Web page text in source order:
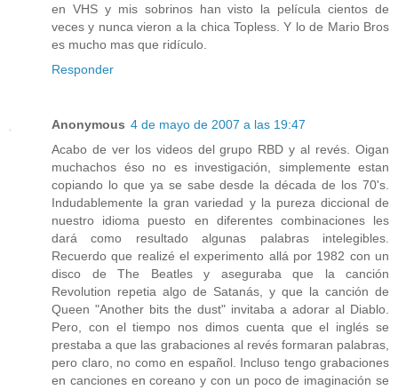
en VHS y mis sobrinos han visto la película cientos de
veces y nunca vieron a la chica Topless. Y lo de Mario Bros
es mucho mas que ridículo.
Responder
Anonymous 4 de mayo de 2007 a las 19:47
Acabo de ver los videos del grupo RBD y al revés. Oigan
muchachos éso no es investigación, simplemente estan
copiando lo que ya se sabe desde la década de los 70's.
Indudablemente la gran variedad y la pureza diccional de
nuestro idioma puesto en diferentes combinaciones les
dará como resultado algunas palabras intelegibles.
Recuerdo que realizé el experimento allá por 1982 con un
disco de The Beatles y aseguraba que la canción
Revolution repetia algo de Satanás, y que la canción de
Queen "Another bits the dust" invitaba a adorar al Diablo.
Pero, con el tiempo nos dimos cuenta que el inglés se
prestaba a que las grabaciones al revés formaran palabras,
pero claro, no como en español. Incluso tengo grabaciones
en canciones en coreano y con un poco de imaginación se